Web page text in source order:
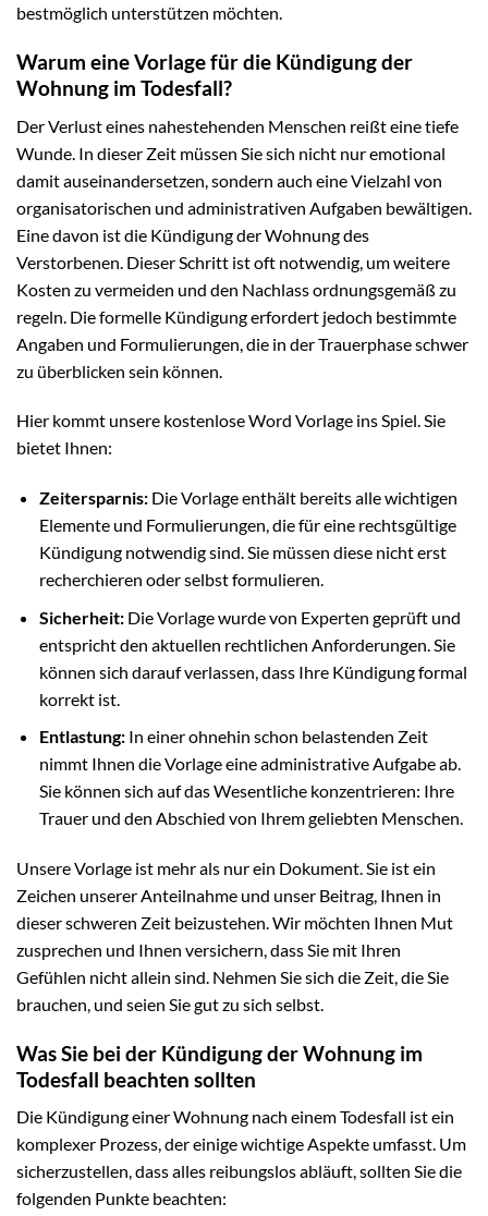
bestmöglich unterstützen möchten.
Warum eine Vorlage für die Kündigung der
Wohnung im Todesfall?
Der Verlust eines nahestehenden Menschen reißt eine tiefe
Wunde. In dieser Zeit müssen Sie sich nicht nur emotional
damit auseinandersetzen, sondern auch eine Vielzahl von
organisatorischen und administrativen Aufgaben bewältigen.
Eine davon ist die Kündigung der Wohnung des
Verstorbenen. Dieser Schritt ist oft notwendig, um weitere
Kosten zu vermeiden und den Nachlass ordnungsgemäß zu
regeln. Die formelle Kündigung erfordert jedoch bestimmte
Angaben und Formulierungen, die in der Trauerphase schwer
zu überblicken sein können.
Hier kommt unsere kostenlose Word Vorlage ins Spiel. Sie
bietet Ihnen:
Zeitersparnis:Die Vorlage enthält bereits alle wichtigen
Elemente und Formulierungen, die für eine rechtsgültige
Kündigung notwendig sind. Sie müssen diese nicht erst
recherchieren oder selbst formulieren.
Sicherheit:Die Vorlage wurde von Experten geprüft und
entspricht den aktuellen rechtlichen Anforderungen. Sie
können sich darauf verlassen, dass Ihre Kündigung formal
korrekt ist.
Entlastung:In einer ohnehin schon belastenden Zeit
nimmt Ihnen die Vorlage eine administrative Aufgabe ab.
Sie können sich auf das Wesentliche konzentrieren: Ihre
Trauer und den Abschied von Ihrem geliebten Menschen.
Unsere Vorlage ist mehr als nur ein Dokument. Sie ist ein
Zeichen unserer Anteilnahme und unser Beitrag, Ihnen in
dieser schweren Zeit beizustehen. Wir möchten Ihnen Mut
zusprechen und Ihnen versichern, dass Sie mit Ihren
Gefühlen nicht allein sind. Nehmen Sie sich die Zeit, die Sie
brauchen, und seien Sie gut zu sich selbst.
Was Sie bei der Kündigung der Wohnung im
Todesfall beachten sollten
Die Kündigung einer Wohnung nach einem Todesfall ist ein
komplexer Prozess, der einige wichtige Aspekte umfasst. Um
sicherzustellen, dass alles reibungslos abläuft, sollten Sie die
folgenden Punkte beachten: